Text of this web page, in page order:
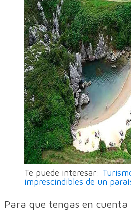
Te puede interesar:
imprescindibles de un
Para que tengas en cuenta